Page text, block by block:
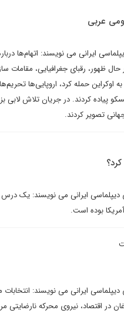
عربی
ایرانی می نویسند: اتهام‌ها درباره
ظهور، رقبای جغرافیایی، مقامات
غربی مطرح شده است. هنگامی که روسیه در سال ۲۰۲۲ به اوکراین
کردند. در جریان تلاش لابی
تصویر کردند.
بوده است.
ایرانی می نویسند:
در اقتصاد، نیروی محرکه نارضایتی